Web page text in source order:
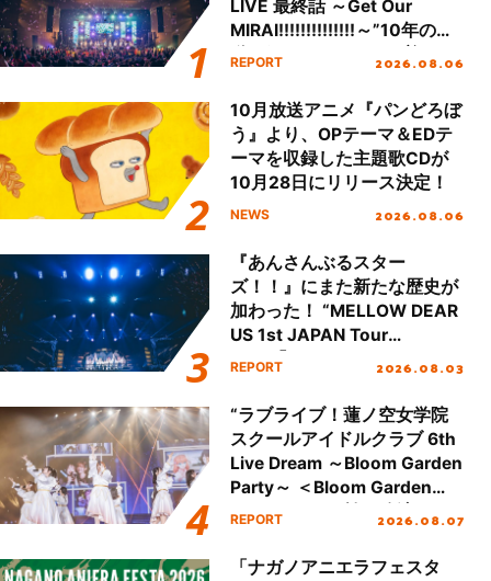
LIVE 最終話 ～Get Our
MIRAI!!!!!!!!!!!!!!～”10年の活
動を経てファイナルを迎える
REPORT 2026.08.06
10月放送アニメ『パンどろぼ
う』より、OPテーマ＆EDテ
ーマを収録した主題歌CDが
10月28日にリリース決定！
NEWS 2026.08.06
『あんさんぶるスター
ズ！！』にまた新たな歴史が
加わった！ “MELLOW DEAR
US 1st JAPAN Tour
Final「NICE to meet YOU
ート!!
REPORT 2026.08.03
“ラブライブ！蓮ノ空女学院
スクールアイドルクラブ 6th
Live Dream ～Bloom Garden
Party～ ＜Bloom Garden
Party Stage／埼玉公演＞”
REPORT 2026.08.07
「ナガノアニエラフェスタ